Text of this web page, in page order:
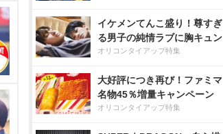
イケメンてんこ盛り！尊すぎ
る男子の純情ラブに胸キュン
オリコンタイアップ特集
大好評につき再び！ファミマ
名物45％増量キャンペーン
オリコンタイアップ特集